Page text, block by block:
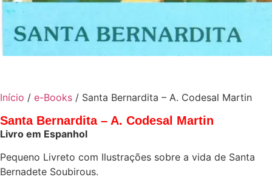
Início / e-Books / Santa Bernardita – A. Codesal Martin
Santa Bernardita – A. Codesal Martin
Livro em Espanhol
Pequeno Livreto com Ilustrações sobre a vida de Santa
Bernadete Soubirous.